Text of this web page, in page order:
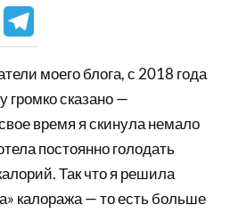
Viber
моего блога, с 2018 года
громко сказано —
время я скинула немало
постоянно голодать
Так что я решила
калоража — то есть больше